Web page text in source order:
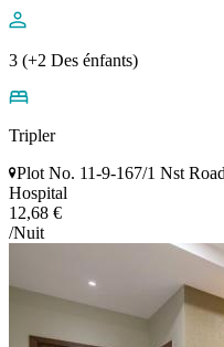
3 (+2 Des énfants)
Tripler
Plot No. 11-9-167/1 Nst
Hospital
12,68 €
/Nuit